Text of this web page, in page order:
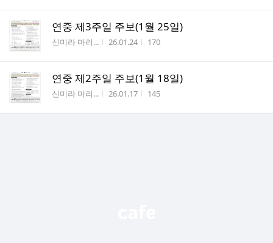
연중 제3주일 주보(1월 25일)
작성자
신미라 마리... 작성시간
26.01.24 조회수
170
연중 제2주일 주보(1월 18일)
작성자
신미라 마리... 작성시간
26.01.17 조회수
145